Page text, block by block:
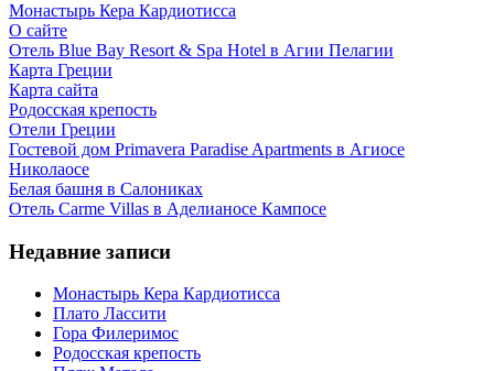
Монастырь Кера Кардиотисса
О сайте
Отель Blue Bay Resort & Spa Hotel в Агии Пелагии
Карта Греции
Карта сайта
Родосская крепость
Отели Греции
Гостевой дом Primavera Paradise Apartments в Агиосе
Николаосе
Белая башня в Салониках
Отель Carme Villas в Аделианосе Кампосе
Недавние записи
Монастырь Кера Кардиотисса
Плато Лассити
Гора Филеримос
Родосская крепость